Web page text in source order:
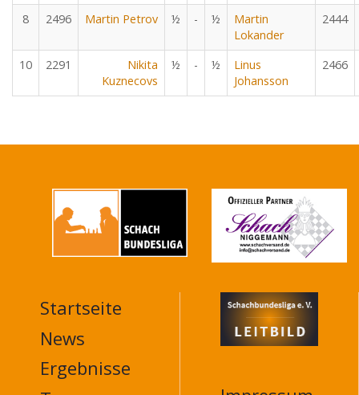
8 2496 Martin Petrov ½ - ½
Martin
Lokander
2444
10 2291
Nikita
Kuznecovs
½ - ½
Linus
Johansson
2466
MAIN
NAVIGATION
FOOTER
Startseite
News
Ergebnisse